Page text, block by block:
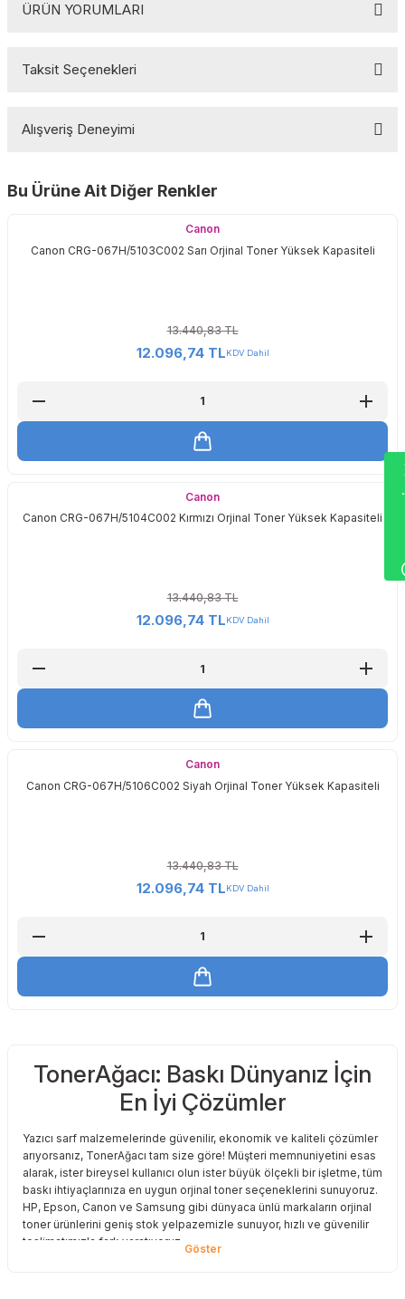
ÜRÜN YORUMLARI
Taksit Seçenekleri
Alışveriş Deneyimi
Sitemize ilk yorumu siz yapın!
Deneyimini Paylaş
Bu Ürüne Ait Diğer Renkler
Canon
Canon CRG-067H/5103C002 Sarı Orjinal Toner Yüksek Kapasiteli
13.440,83 TL
12.096,74 TLKDV Dahil
Canon
Canon CRG-067H/5104C002 Kırmızı Orjinal Toner Yüksek Kapasiteli
13.440,83 TL
12.096,74 TLKDV Dahil
Canon
Canon CRG-067H/5106C002 Siyah Orjinal Toner Yüksek Kapasiteli
13.440,83 TL
12.096,74 TLKDV Dahil
TonerAğacı: Baskı Dünyanız İçin
En İyi Çözümler
Yazıcı sarf malzemelerinde güvenilir, ekonomik ve kaliteli çözümler
arıyorsanız, TonerAğacı tam size göre! Müşteri memnuniyetini esas
alarak, ister bireysel kullanıcı olun ister büyük ölçekli bir işletme, tüm
baskı ihtiyaçlarınıza en uygun orjinal toner seçeneklerini sunuyoruz.
HP, Epson, Canon ve Samsung gibi dünyaca ünlü markaların orjinal
toner ürünlerini geniş stok yelpazemizle sunuyor, hızlı ve güvenilir
teslimatımızla fark yaratıyoruz.